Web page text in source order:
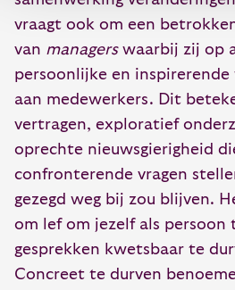
vraagt ook om een
van managerswaarbij zij op
persoonlijke en inspirerende
aan medewerkers. Dit
vertragen, exploratief
oprechte nieuwsgierigheid
confronterende vragen
gezegd weg bij zou blijven.
om lef om jezelf als persoon
gesprekken kwetsbaar te
Concreet te durven